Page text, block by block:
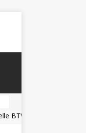
BTW21 Prognose